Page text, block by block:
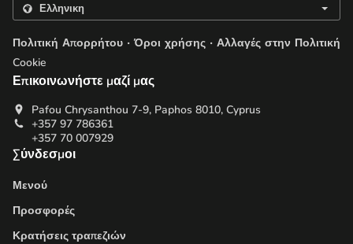
Πολιτική Απορρήτου . Όροι χρήσης . Αλλαγές στην Πολιτική
Cookie
Επικοινωνήστε μαζί μας
Pafou Chrysanthou 7-9, Paphos 8010, Cyprus
+357 97 786361
+357 70 007929
Σύνδεσμοι
Μενού
Προσφορές
Κρατήσεις τραπεζιών